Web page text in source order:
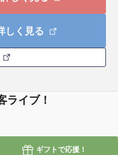
しく見る
ライブ！
ギフトで応援！